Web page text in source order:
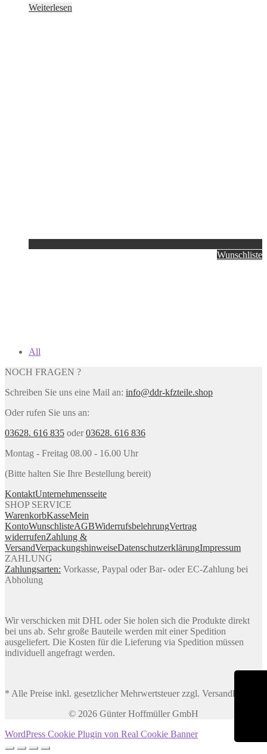
Weiterlesen
Wunschliste
All
NOCH FRAGEN ?
Schreiben Sie uns eine Mail an: info@ddr-kfzteile.shop
Oder rufen Sie uns an:
03628. 616 835 oder03628. 616 836
Montag - Freitag 08.00 - 16.00 Uhr
(Bitte halten Sie Ihre Bestellung bereit)
KontaktUnternehmensseite
SHOP SERVICE
WarenkorbKasseMein
KontoWunschlisteAGBWiderrufsbelehrungVertrag
widerrufenZahlung &
VersandVerpackungshinweiseDatenschutzerklärungImpressum
ZAHLUNG
Zahlungsarten: Vorkasse, Paypal oder Bar- oder EC-Zahlung bei
Abholung
Wir verschicken mit DHL oder Sie holen sich die Produkte direkt
bei uns ab. Sehr große Bauteile werden mit einer Spedition
ausgeliefert. Die Kosten für die Lieferung via Spedition müssen
individuell angefragt werden.
* Alle Preise inkl. gesetzlicher Mehrwertsteuer zzgl. Versandkosten
© 2026 Günter Hoffmüller GmbH
WordPress Cookie Plugin von Real Cookie Banner